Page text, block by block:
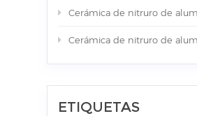
Cerámica de nitruro de aluminio (AlN) para enfriadores de líquidos de gran
Cerámica de nitruro de aluminio (AlN) 310*310*1,0 mm que puede ser sustrato GaN-
ETIQUETAS